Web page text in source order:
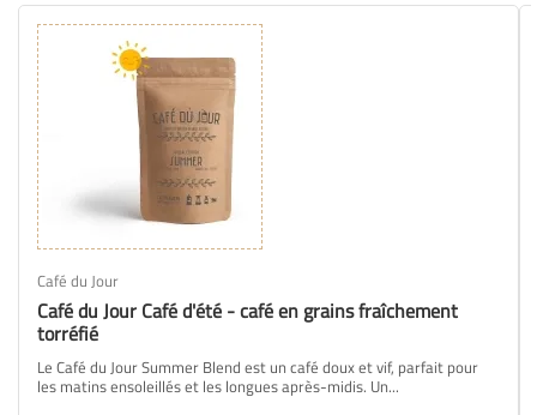
Café du Jour
Café du Jour Café d'été - café en grains fraîchement
torréfié
Le Café du Jour Summer Blend est un café doux et vif, parfait pour
les matins ensoleillés et les longues après-midis. Un...